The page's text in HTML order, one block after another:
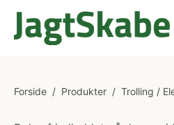
Forside / Produkter / Trolling /